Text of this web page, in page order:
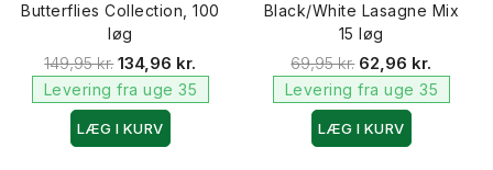
Butterflies Collection, 100
løg
149,95 kr. 134,96 kr.
Levering fra uge 35
LÆG I KURV
Black/White Lasagne Mix
15 løg
69,95 kr. 62,96 kr.
Levering fra uge 35
LÆG I KURV